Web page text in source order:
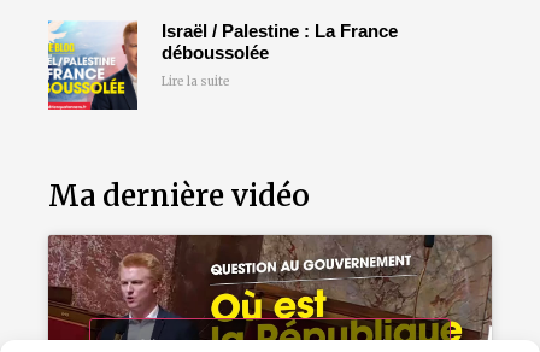
Israël / Palestine : La France
déboussolée
Lire la suite
Ma dernière vidéo
Cliquez pour accepter les cookies